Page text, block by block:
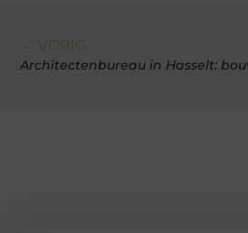
← VORIG
Architectenbureau in Hasselt: